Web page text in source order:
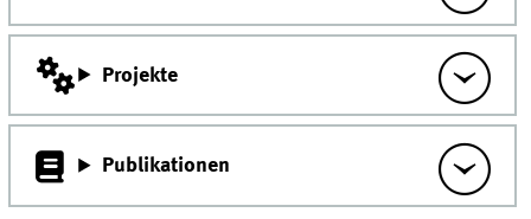
Projekte
Publikationen